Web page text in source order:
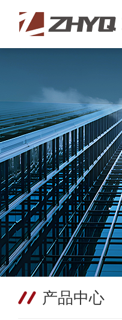
产品中心